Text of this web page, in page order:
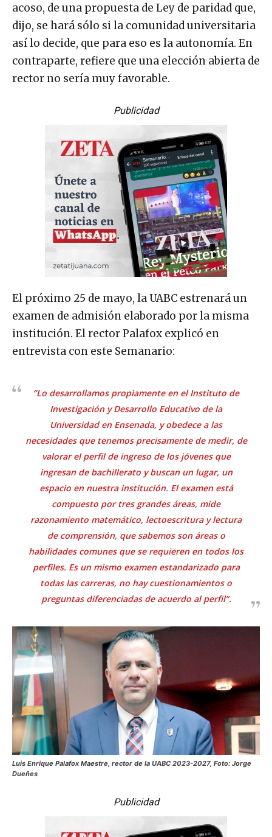
acoso, de una propuesta de Ley de paridad que,
dijo, se hará sólo si la comunidad universitaria
así lo decide, que para eso es la autonomía. En
contraparte, refiere que una elección abierta de
rector no sería muy favorable.
Publicidad
El próximo 25 de mayo, la UABC estrenará un
examen de admisión elaborado por la misma
institución. El rector Palafox explicó en
entrevista con este Semanario:
“Lo desarrollamos propiamente en el Instituto de
Investigación y Desarrollo Educativo de la
Universidad en Ensenada, y obedece a las
necesidades que tenemos precisamente de medir, de
valorar el perfil de ingreso de los jóvenes que
ingresan de bachillerato y buscan un lugar, un
espacio en nuestra institución. El examen está
compuesto por tres grandes áreas, mide
razonamiento matemático, lectoescritura y lectura
de comprensión, que sabemos son áreas o
habilidades comunes que se requieren en todos los
perfiles. Es un mismo examen estandarizado para
todas las carreras, no hay cuestionamientos o
preguntas diferenciadas de acuerdo al perfil”.
Luis Enrique Palafox Maestre, rector de la UABC 2023-2027, Foto: Jorge
Dueñes
Publicidad